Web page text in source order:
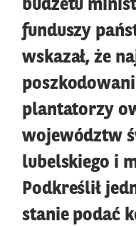
budżetu
funduszy
wskazał, że
plantatorzy
województw
lubelskiego i
Podkreślił
stanie podać